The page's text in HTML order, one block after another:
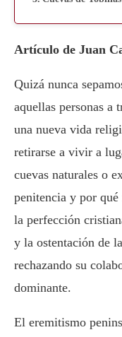
Artículo de Juan
Quizá nunca
aquellas personas a
una nueva vida
retirarse a vivir a
cuevas naturales o
penitencia y por
la perfección
y la ostentación de
rechazando su
dominante.
El eremitismo